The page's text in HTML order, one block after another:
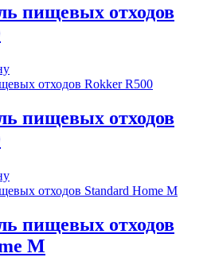
пищевых отходов
пищевых отходов
пищевых отходов
M